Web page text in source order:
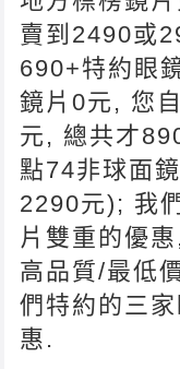
賣到2490或
690+特約眼
鏡片0元, 您
元, 總共才
點74非球面
2290元); 我
片雙重的優
高品質/最低
們特約的三
惠.